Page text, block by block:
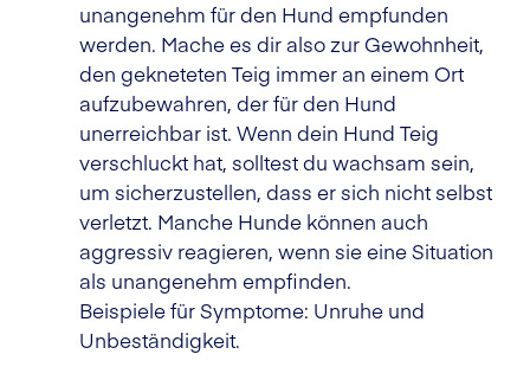
unangenehm für den Hund empfunden
werden. Mache es dir also zur Gewohnheit,
den gekneteten Teig immer an einem Ort
aufzubewahren, der für den Hund
unerreichbar ist. Wenn dein Hund Teig
verschluckt hat, solltest du wachsam sein,
um sicherzustellen, dass er sich nicht selbst
verletzt. Manche Hunde können auch
aggressiv reagieren, wenn sie eine Situation
als unangenehm empfinden.
Beispiele für Symptome: Unruhe und
Unbeständigkeit.